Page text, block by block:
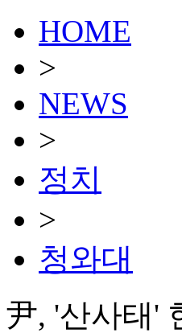
HOME
>
NEWS
>
정치
>
청와대
尹, '산사태'